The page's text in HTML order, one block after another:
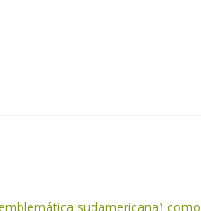
sudamericana) como